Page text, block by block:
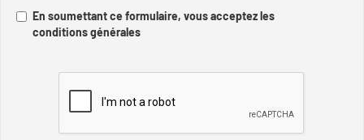
En soumettant ce formulaire, vous acceptez les
conditions générales